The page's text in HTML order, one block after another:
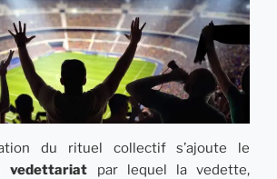
du rituel collectif s’ajoute le
vedettariat par lequel la vedette,